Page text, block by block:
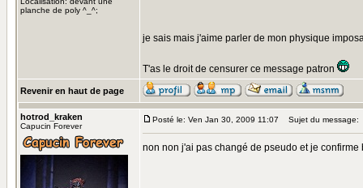
planche de poly ^_^;
je sais mais j'aime parler de mon physique
T'as le droit de censurer ce message patron
Revenir en haut de page
hotrod_kraken
Capucin Forever
Posté le: Ven Jan 30, 2009 11:07 Sujet du message:
non non j'ai pas changé de pseudo et je